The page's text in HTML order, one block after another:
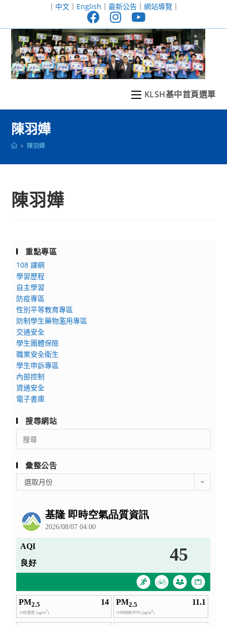
至
｜ 中文｜ English ｜ 最新公告｜ 網站導覽｜
KLSH基中首頁選單
陳羽嬅
> 陳羽嬅
陳羽嬅
重點專區
108 課綱
學習歷程
自主學習
防疫專區
性別平等教育專區
防制學生藥物濫用專區
交通安全
學生團體保險
職業安全衛生
學生申訴專區
內部控制
資通安全
電子書庫
搜尋網站
Search
for:
彙整公告
整
選取月份